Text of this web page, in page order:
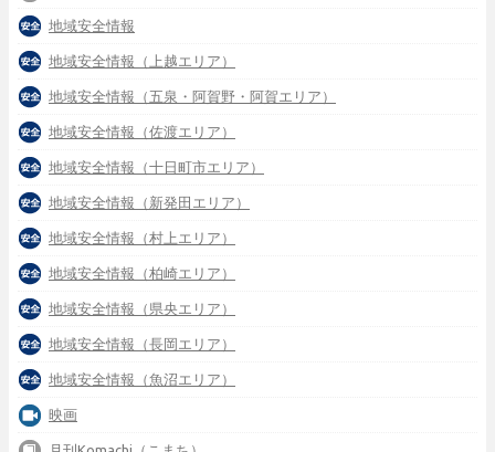
地域安全情報
地域安全情報（上越エリア）
地域安全情報（五泉・阿賀野・阿賀エリア）
地域安全情報（佐渡エリア）
地域安全情報（十日町市エリア）
地域安全情報（新発田エリア）
地域安全情報（村上エリア）
地域安全情報（柏崎エリア）
地域安全情報（県央エリア）
地域安全情報（長岡エリア）
地域安全情報（魚沼エリア）
映画